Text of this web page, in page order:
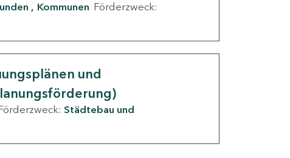
Kommunen Förderzweck:
und
Städtebau und